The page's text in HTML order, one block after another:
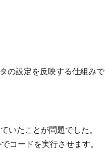
の設定を反映する仕組みで
いたことが問題でした。
コードを実行させます。